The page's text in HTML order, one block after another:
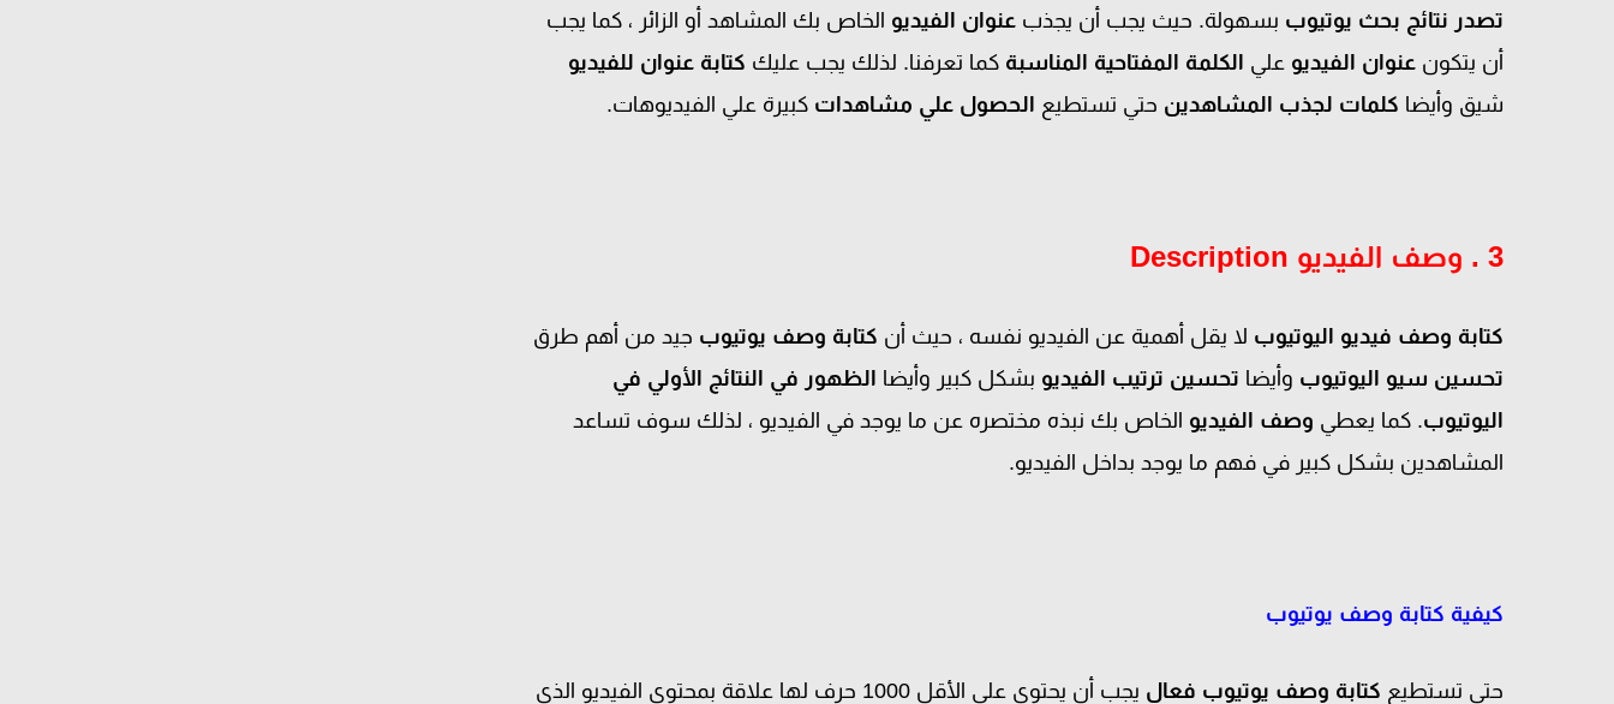
تصدر نتائج بحث يوتيوب بسهولة. حيث يجب أن يجذب عنوان الفيديو الخاص بك المشاهد أو الزائر ، كما يجب
أن يتكون عنوان الفيديو علي الكلمة المفتاحية المناسبة كما تعرفنا. لذلك يجب عليك كتابة عنوان للفيديو
شيق وأيضا كلمات لجذب المشاهدين حتي تستطيع الحصول علي مشاهدات كبيرة علي الفيديوهات.
3 . وصف الفيديو Description
كتابة وصف فيديو اليوتيوب لا يقل أهمية عن الفيديو نفسه ، حيث أن كتابة وصف يوتيوب جيد من أهم طرق
تحسين سيو اليوتيوب وأيضا تحسين ترتيب الفيديو بشكل كبير وأيضا الظهور في النتائج الأولي في
اليوتيوب. كما يعطي وصف الفيديو الخاص بك نبذه مختصره عن ما يوجد في الفيديو ، لذلك سوف تساعد
المشاهدين بشكل كبير في فهم ما يوجد بداخل الفيديو.
كيفية كتابة وصف يوتيوب
حتي تستطيع كتابة وصف يوتيوب فعال يجب أن يحتوي علي الأقل 1000 حرف لها علاقة بمحتوي الفيديو الذي